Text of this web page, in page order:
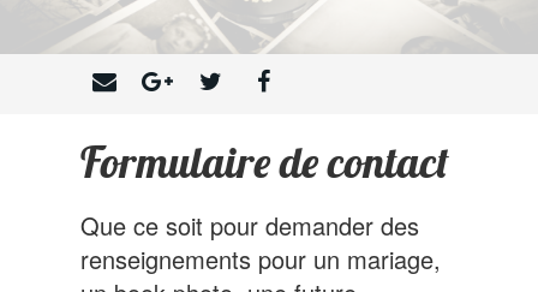
Formulaire de contact
Que ce soit pour demander des
renseignements pour un mariage,